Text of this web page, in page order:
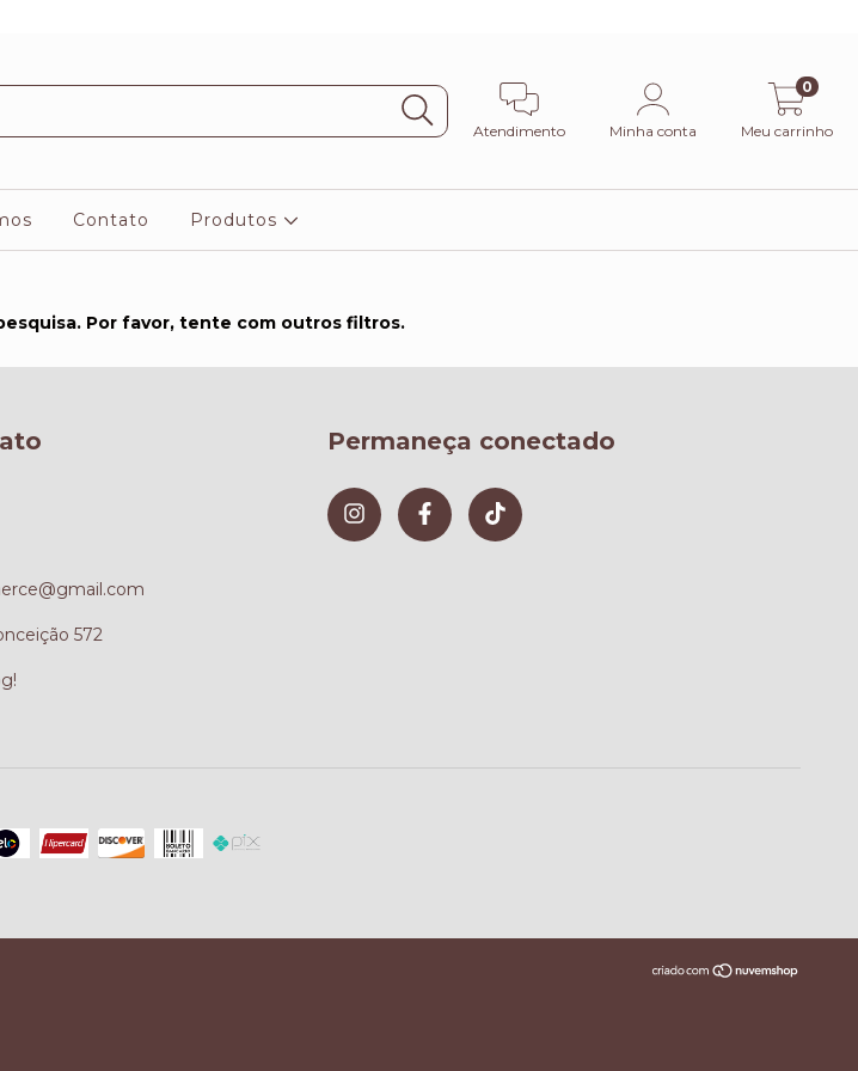
Atendimento Minha conta Meu carrinho
0
Contato Produtos
Por favor, tente com outros filtros.
572
Permaneça conectado